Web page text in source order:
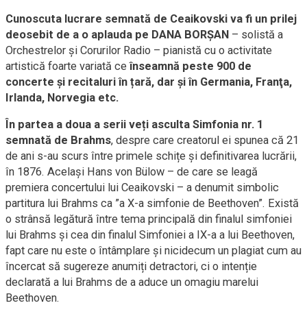
Cunoscuta lucrare semnată de Ceaikovski va fi un prilej
deosebit de a o aplauda pe DANA BORȘAN – solistă a
Orchestrelor și Corurilor Radio – pianistă cu o activitate
artistică foarte variată ceînseamnă peste 900 de
concerte şi recitaluri în țară, dar și în Germania, Franţa,
Irlanda, Norvegia etc.
În partea a doua a serii veți asculta Simfonia nr. 1
semnată de Brahms, despre care creatorul ei spunea că 21
de ani s-au scurs între primele schițe și definitivarea lucrării,
în 1876. Același Hans von Bülow – de care se leagă
premiera concertului lui Ceaikovski – a denumit simbolic
partitura lui Brahms ca ”a X-a simfonie de Beethoven”. Există
o strânsă legătură între tema principală din finalul simfoniei
lui Brahms și cea din finalul Simfoniei a IX-a a lui Beethoven,
fapt care nu este o întâmplare și nicidecum un plagiat cum au
încercat să sugereze anumiți detractori, ci o intenție
declarată a lui Brahms de a aduce un omagiu marelui
Beethoven.